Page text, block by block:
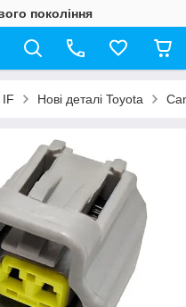
покоління
IF Нові деталі Toyota